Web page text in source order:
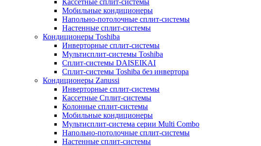
Мобильные кондиционеры
Напольно-потолочные сплит-системы
Настенные сплит-системы
Кондиционеры Toshiba
Инверторные сплит-системы
Мультисплит-системы Toshiba
Сплит-системы DAISEIKAI
Сплит-системы Toshiba без инвертора
Кондиционеры Zanussi
Инверторные сплит-системы
Кассетные Сплит-системы
Колонные сплит-системы
Мобильные кондиционеры
Мультисплит-система серии Multi Combo
Напольно-потолочные сплит-системы
Настенные сплит-системы